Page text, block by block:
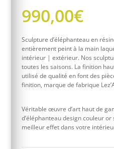
990,00€
Sculpture d’éléphanteau en
entièrement peint à la main
intérieur | extérieur. Nos
toutes les saisons. La finition
utilisé de qualité en font des
finition, marque de fabrique
Véritable œuvre d’art haut de
d’éléphanteau design couleur
meilleur effet dans votre